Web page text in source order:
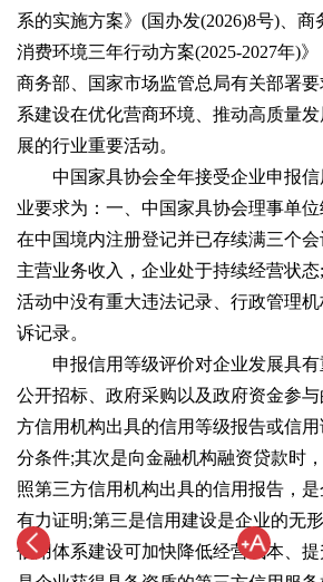
系的实施方案》(国办发(2026)8号)、
消费环境三年行动方案(2025-2027年)》
商务部、国家市场监管总局有关部署
系建设在优化营商环境、推动高质量
展的行业重要活动。
中国家具协会全年接受企业申报信
业要求为：一、中国家具协会理事单位
在中国境内注册登记并已存续满三个
主营业务收入，企业处于持续经营状
活动中没有重大违法记录、行政管理
诉记录。
申报信用等级评价对企业发展具有
公开招标、政府采购以及政府资金参
方信用机构出具的信用等级报告或信
分条件;其次是向金融机构融资贷款时
照第三方信用机构出具的信用报告，
有力证明;第三是信用建设是企业的无
信用体系建设可加快降低经营成本、